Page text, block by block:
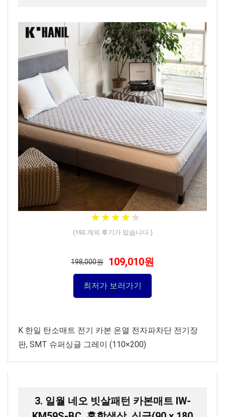
★★★★★
★★★★★
(193 개의 후기가 있습니다.)
198,000원 109,010원
최저가 보러가기
K 한일 탄소매트 전기 카본 온열 전자파차단 전기장
판, SMT 슈퍼싱글 그레이 (110×200)
3. 일월 네오 빗살패턴 카본매트 IW-